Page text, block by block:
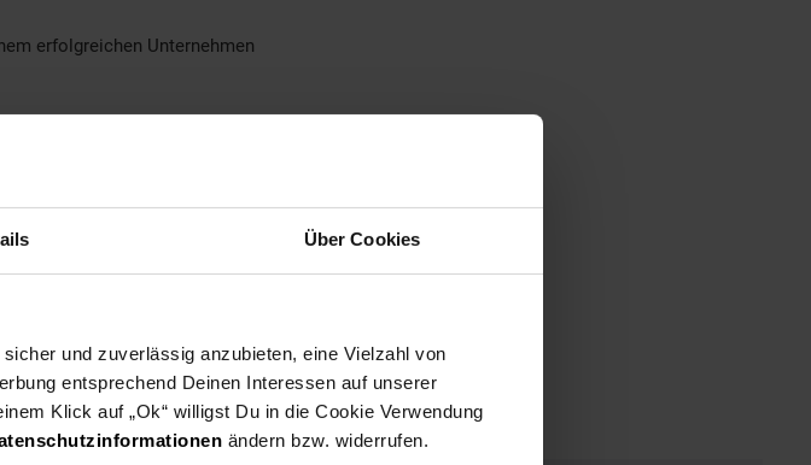
Über Cookies
und zuverlässig anzubieten, eine Vielzahl von
entsprechend Deinen Interessen auf unserer
Klick auf „Ok“ willigst Du in die Cookie Verwendung
ändern bzw. widerrufen.
erfolgreichen Unternehmen
Formular